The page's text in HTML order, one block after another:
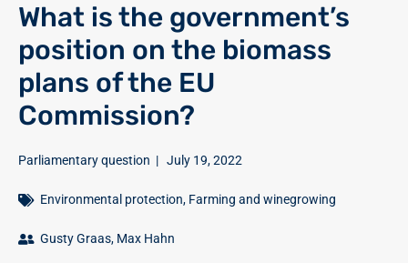
What is the government’s
position on the biomass
plans of the EU
Commission?
Parliamentary question | July 19, 2022
Environmental protection, Farming and winegrowing
Gusty Graas, Max Hahn